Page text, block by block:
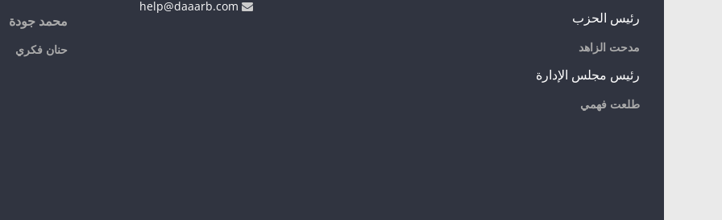
رئيس الحزب
مدحت الزاهد
رئيس مجلس الإدارة
طلعت فهمي
محمد جودة
حنان فكري